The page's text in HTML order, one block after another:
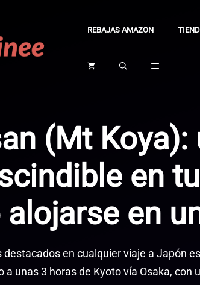
REBAJAS AMAZON
(Mt
en
alojarse en
destacados en cualquier viaje a Japón
a unas 3 horas de Kyoto vía Osaka, con